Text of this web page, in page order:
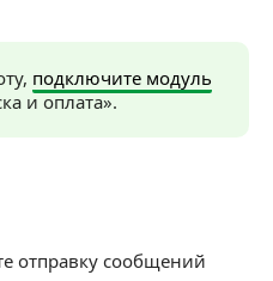
подключите модуль
и оплата».
отправку сообщений